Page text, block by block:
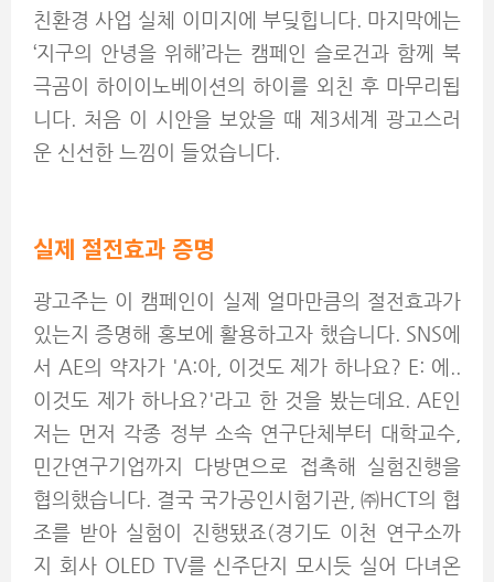
친환경 사업 실체 이미지에 부딪힙니다. 마지막에는
‘지구의 안녕을 위해’라는 캠페인 슬로건과 함께 북
극곰이 하이이노베이션의 하이를 외친 후 마무리됩
니다. 처음 이 시안을 보았을 때 제3세계 광고스러
운 신선한 느낌이 들었습니다.
실제 절전효과 증명
광고주는 이 캠페인이 실제 얼마만큼의 절전효과가
있는지 증명해 홍보에 활용하고자 했습니다. SNS에
서 AE의 약자가 'A:아, 이것도 제가 하나요? E: 에..
이것도 제가 하나요?'라고 한 것을 봤는데요. AE인
저는 먼저 각종 정부 소속 연구단체부터 대학교수,
민간연구기업까지 다방면으로 접촉해 실험진행을
협의했습니다. 결국 국가공인시험기관, ㈜HCT의 협
조를 받아 실험이 진행됐죠(경기도 이천 연구소까
지 회사 OLED TV를 신주단지 모시듯 실어 다녀온